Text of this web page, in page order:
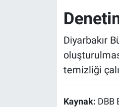
Diyarbakır
temizliği
Kaynak: DBB